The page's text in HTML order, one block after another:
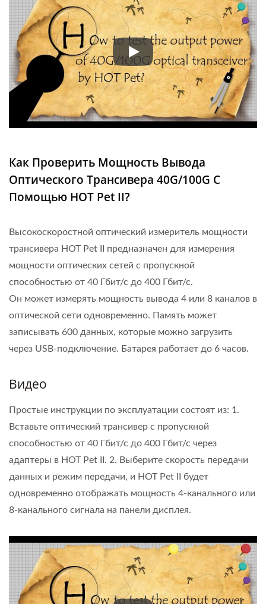
Простые инструкции по
Как Проверить Мощность Вывода
Оптического Трансивера 40G/100G С
Помощью HOT Pet II?
Высокоскоростной оптический измеритель мощности
трансивера HOT Pet II предназначен для измерения
мощности оптических сетей с пропускной
способностью от 40 Гбит/с до 400 Гбит/с.
Он может измерять мощность вывода 4 или 8 каналов в
оптической сети одновременно. Память может
записывать 600 данных, которые можно загрузить
через USB-подключение. Батарея работает до 6 часов.
Видео
Простые инструкции по эксплуатации состоят из: 1.
Вставьте оптический трансивер с пропускной
способностью от 40 Гбит/с до 400 Гбит/с через
адаптеры в HOT Pet II. 2. Выберите скорость передачи
данных и режим передачи, и HOT Pet II будет
одновременно отображать мощность 4-канального или
8-канального сигнала на панели дисплея.